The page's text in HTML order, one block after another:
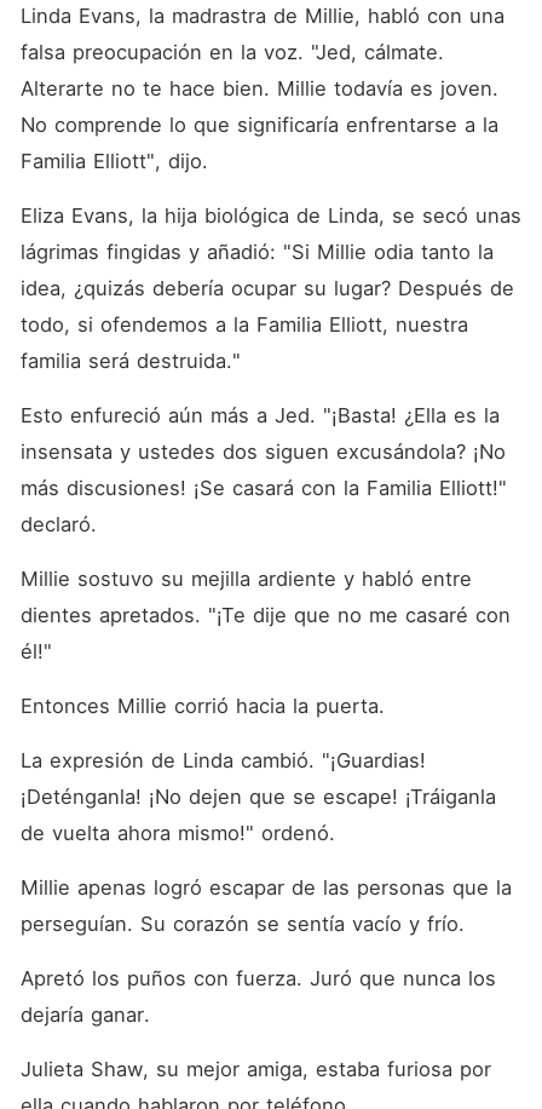
Linda Evans, la madrastra de Millie, habló con una
falsa preocupación en la voz. "Jed, cálmate.
Alterarte no te hace bien. Millie todavía es joven.
No comprende lo que significaría enfrentarse a la
Familia Elliott", dijo.
Eliza Evans, la hija biológica de Linda, se secó unas
lágrimas fingidas y añadió: "Si Millie odia tanto la
idea, ¿quizás debería ocupar su lugar? Después de
todo, si ofendemos a la Familia Elliott, nuestra
familia será destruida."
Esto enfureció aún más a Jed. "¡Basta! ¿Ella es la
insensata y ustedes dos siguen excusándola? ¡No
más discusiones! ¡Se casará con la Familia Elliott!"
declaró.
Millie sostuvo su mejilla ardiente y habló entre
dientes apretados. "¡Te dije que no me casaré con
él!"
Entonces Millie corrió hacia la puerta.
La expresión de Linda cambió. "¡Guardias!
¡Deténganla! ¡No dejen que se escape! ¡Tráiganla
de vuelta ahora mismo!" ordenó.
Millie apenas logró escapar de las personas que la
perseguían. Su corazón se sentía vacío y frío.
Apretó los puños con fuerza. Juró que nunca los
dejaría ganar.
Julieta Shaw, su mejor amiga, estaba furiosa por